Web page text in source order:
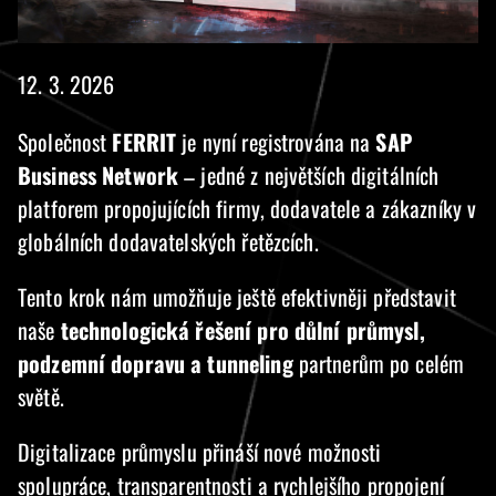
12. 3. 2026
Společnost FERRIT je nyní registrována naSAP
Business Network– jedné z největších digitálních
platforem propojujících firmy, dodavatele a zákazníky v
globálních dodavatelských řetězcích.
Tento krok nám umožňuje ještě efektivněji představit
naše technologická řešení pro důlní průmysl,
podzemní dopravu a tunnelingpartnerům po celém
světě.
Digitalizace průmyslu přináší nové možnosti
spolupráce, transparentnosti a rychlejšího propojení